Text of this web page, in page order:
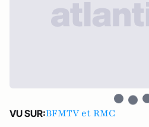
VU SUR:BFMTV et RMC